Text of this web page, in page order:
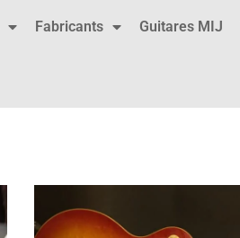
Fabricants Guitares MIJ